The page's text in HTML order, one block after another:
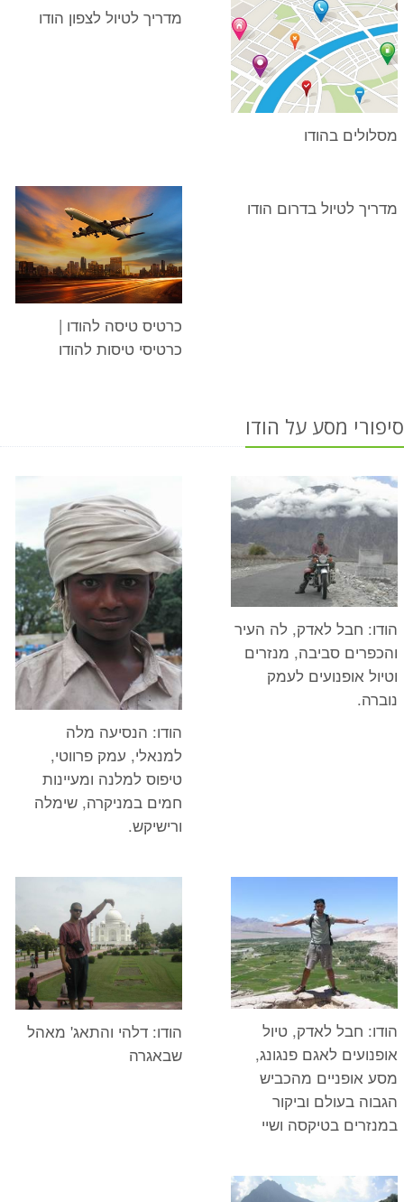
מסלולים בהודו
מדריך לטיול לצפון הודו
מדריך לטיול בדרום הודו
כרטיס טיסה להודו |
כרטיסי טיסות להודו
סיפורי מסע על הודו
הודו: חבל לאדק, לה העיר
והכפרים סביבה, מנזרים
וטיול אופנועים לעמק
נוברה.
הודו: הנסיעה מלה
למנאלי, עמק פרווטי,
טיפוס למלנה ומעיינות
חמים במניקרה, שימלה
ורישיקש.
הודו: חבל לאדק, טיול
אופנועים לאגם פנגונג,
מסע אופניים מהכביש
הגבוה בעולם וביקור
במנזרים בטיקסה ושיי
הודו: דלהי והתאג' מאהל
שבאגרה